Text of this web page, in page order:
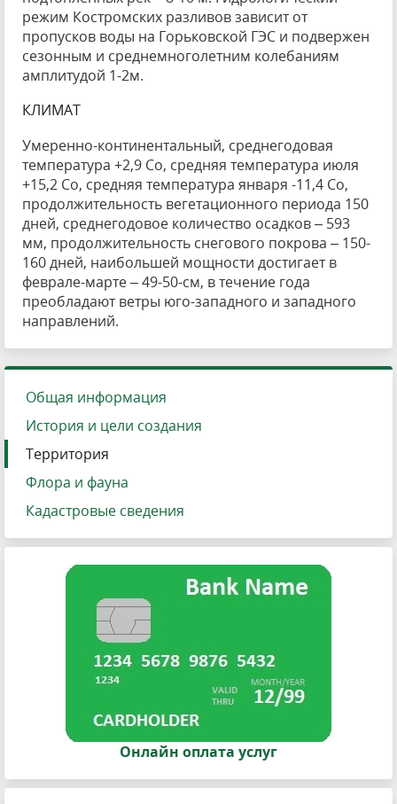
режим Костромских разливов зависит от
пропусков воды на Горьковской ГЭС и подвержен
сезонным и среднемноголетним колебаниям
амплитудой 1-2м.
КЛИМАТ
Умеренно-континентальный, среднегодовая
температура +2,9 Со, средняя температура июля
+15,2 Со, средняя температура января -11,4 Со,
продолжительность вегетационного периода 150
дней, среднегодовое количество осадков – 593
мм, продолжительность снегового покрова – 150-
160 дней, наибольшей мощности достигает в
феврале-марте – 49-50-см, в течение года
преобладают ветры юго-западного и западного
направлений.
Общая информация
История и цели создания
Территория
Флора и фауна
Кадастровые сведения
Онлайн оплата услуг